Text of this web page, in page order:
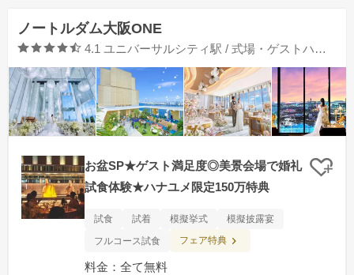
ノートルダム大阪ONE
口コミ評価
4.1 ユニバーサルシティ駅 / 式場・ゲストハウス
お盆SP★ゲスト満足度◎美景会場で婚礼
試食体験★ハナユメ限定150万特典
クリ
試食 試着 模擬挙式
模擬披露宴
フルコース試食
フェア特典
料金：全て無料